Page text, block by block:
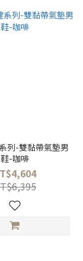
列-雙黏帶氣墊男
鞋-咖啡